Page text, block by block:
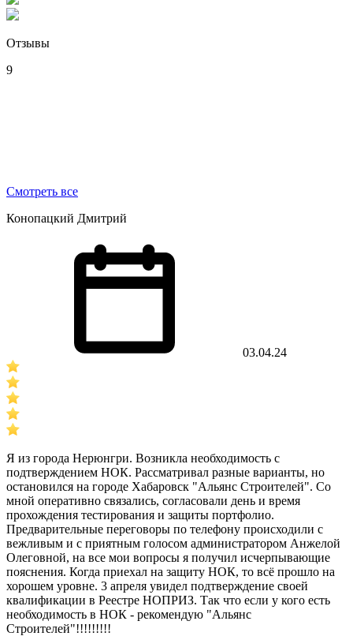
Отзывы
9
Смотреть все
Конопацкий Дмитрий
03.04.24
Я из города Нерюнгри. Возникла необходимость с
подтверждением НОК. Рассматривал разные варианты, но
остановился на городе Хабаровск "Альянс Строителей". Со
мной оперативно связались, согласовали день и время
прохождения тестирования и защиты портфолио.
Предварительные переговоры по телефону происходили с
вежливым и с приятным голосом администратором Анжелой
Олеговной, на все мои вопросы я получил исчерпывающие
пояснения. Когда приехал на защиту НОК, то всё прошло на
хорошем уровне. 3 апреля увидел подтверждение своей
квалификации в Реестре НОПРИЗ. Так что если у кого есть
необходимость в НОК - рекомендую "Альянс
Строителей"!!!!!!!!!